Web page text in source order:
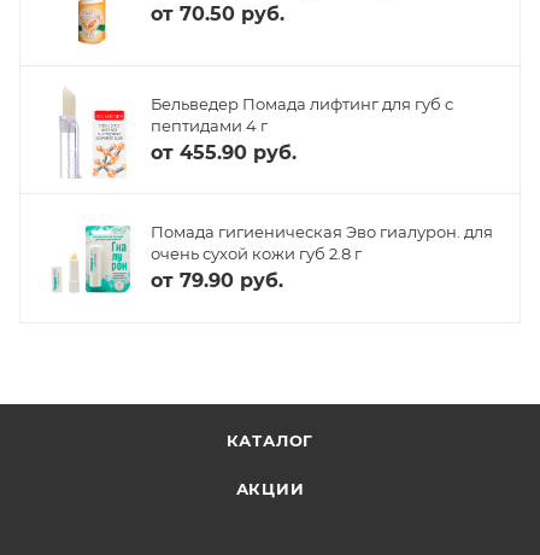
от 70.50 руб.
Бельведер Помада лифтинг для губ с
пептидами 4 г
от 455.90 руб.
Помада гигиеническая Эво гиалурон. для
очень сухой кожи губ 2.8 г
от 79.90 руб.
КАТАЛОГ
АКЦИИ